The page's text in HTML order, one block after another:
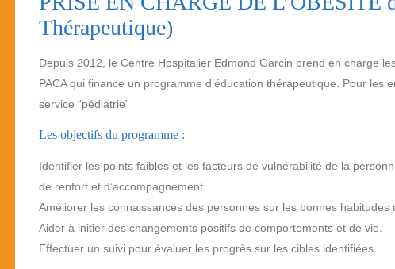
Thérapeutique)
Depuis 2012, le Centre Hospitalier Edmond Garcin prend en charge
PACA qui finance un programme d’éducation thérapeutique. Pour
service “pédiatrie”
Les objectifs du programme :
Identifier les points faibles et les facteurs de vulnérabilité de la
de renfort et d’accompagnement.
Améliorer les connaissances des personnes sur les bonnes habitudes
Aider à initier des changements positifs de comportements et de vie.
Effectuer un suivi pour évaluer les progrès sur les cibles identifiées